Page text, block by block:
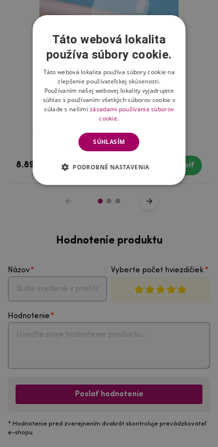
Tvrdené sklo na mobil Xiaomi Redmi Note 8
8.89 € Skladom Kúpiť
Hodnotenie produktu
Názov Vyberte počet hviezdičiek
Hodnotenie
Poslať hodnotenie
* Hodnotenie pred zverejnením dvakrát skontroluje prevádzkovateľ
e-shopu.
Táto webová lokalita
používa súbory cookie.
Táto webová lokalita používa súbory cookie na
zlepšenie používateľskej skúsenosti.
Používaním našej webovej lokality vyjadrujete
súhlas s používaním všetkých súborov cookie v
súlade s našimizásadami používania súborov
cookie.
SÚHLASÍM
PODROBNÉ NASTAVENIA